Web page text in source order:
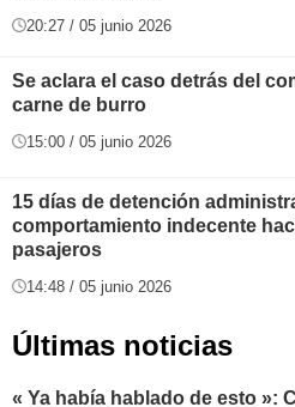
20:27 / 05 junio 2026
Se aclara el caso detrás del
carne de burro
15:00 / 05 junio 2026
15 días de detención
comportamiento indecente
pasajeros
14:48 / 05 junio 2026
Últimas noticias
« Ya había hablado de esto »: